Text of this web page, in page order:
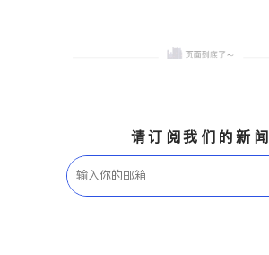
请订阅我们的新闻